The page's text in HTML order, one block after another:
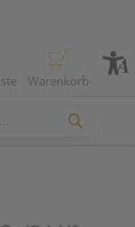
Warenkorb